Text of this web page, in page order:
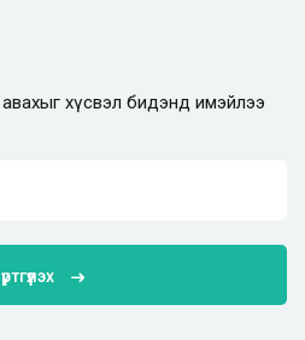
хүсвэл бидэнд имэйлээ